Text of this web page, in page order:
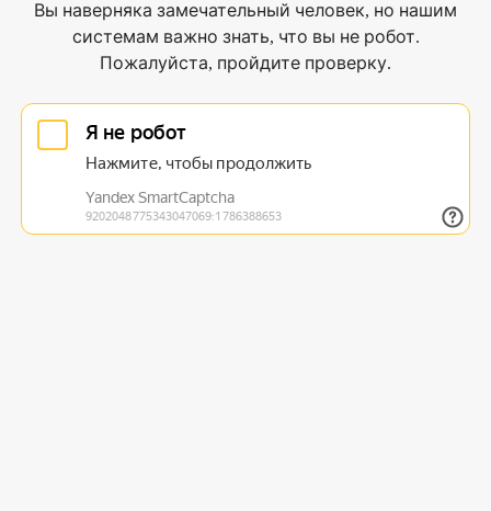
Вы наверняка замечательный человек, но нашим
системам важно знать, что вы не робот.
Пожалуйста, пройдите проверку.